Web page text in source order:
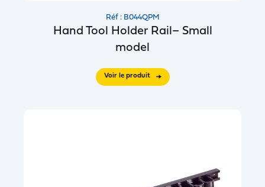
Réf : B044QPM
Hand Tool Holder Rail– Small
model
Voir le produit